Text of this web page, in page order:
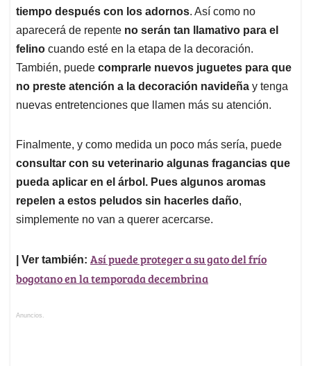
tiempo después con los adornos. Así como no
aparecerá de repente no serán tan llamativo para el
felino cuando esté en la etapa de la decoración.
También, puede comprarle nuevos juguetes para que
no preste atención a la decoración navideña y tenga
nuevas entretenciones que llamen más su atención.
Finalmente, y como medida un poco más sería, puede
consultar con su veterinario algunas fragancias que
pueda aplicar en el árbol. Pues algunos aromas
repelen a estos peludos sin hacerles daño,
simplemente no van a querer acercarse.
| Ver también: Así puede proteger a su gato del frío
bogotano en la temporada decembrina
Anuncios.